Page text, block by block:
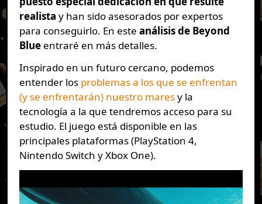
realista y han sido asesorados por expertos
para conseguirlo. En este análisis de Beyond
Blueentraré en más detalles.
Inspirado en un futuro cercano, podemos
entender los problemas a los que se enfrentan
(y se enfrentarán) nuestro maresy la
tecnología a la que tendremos acceso para su
estudio. El juego está disponible en las
principales plataformas (PlayStation 4,
Nintendo Switch y Xbox One).